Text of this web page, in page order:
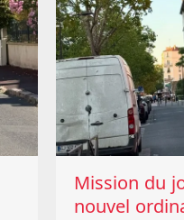
Mission du
nouvel